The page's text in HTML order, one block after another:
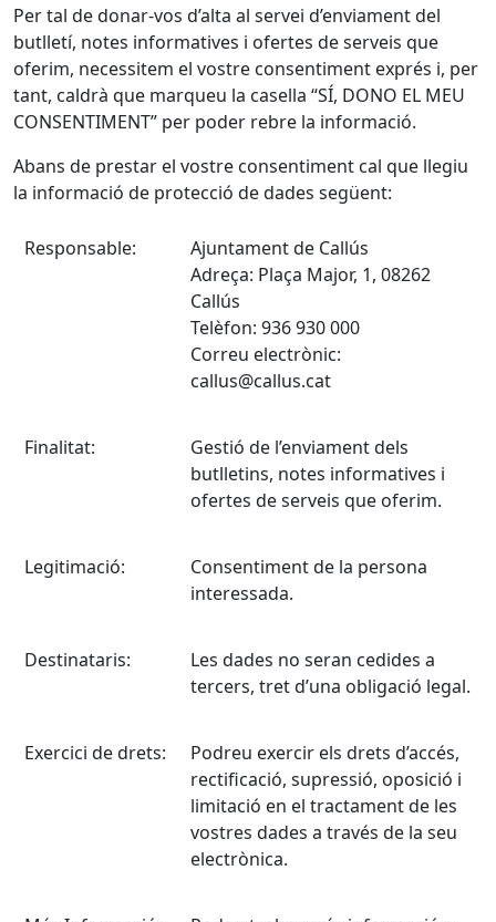
Per tal de donar-vos d’alta al servei d’enviament del
butlletí, notes informatives i ofertes de serveis que
oferim, necessitem el vostre consentiment exprés i, per
tant, caldrà que marqueu la casella “SÍ, DONO EL MEU
CONSENTIMENT” per poder rebre la informació.
Abans de prestar el vostre consentiment cal que llegiu
la informació de protecció de dades següent:
Responsable:
Ajuntament de Callús
Adreça: Plaça Major, 1, 08262
Callús
Telèfon: 936 930 000
Correu electrònic:
callus@callus.cat
Finalitat:
Gestió de l’enviament dels
butlletins, notes informatives i
ofertes de serveis que oferim.
Legitimació:
Consentiment de la persona
interessada.
Destinataris:
Les dades no seran cedides a
tercers, tret d’una obligació legal.
Exercici de drets:
Podreu exercir els drets d’accés,
rectificació, supressió, oposició i
limitació en el tractament de les
vostres dades a través de la seu
electrònica.